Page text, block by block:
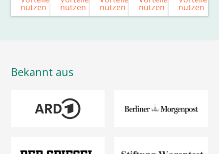
nutzen nutzen nutzen nutzen nutzen
Bekannt aus